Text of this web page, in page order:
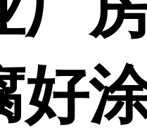
好